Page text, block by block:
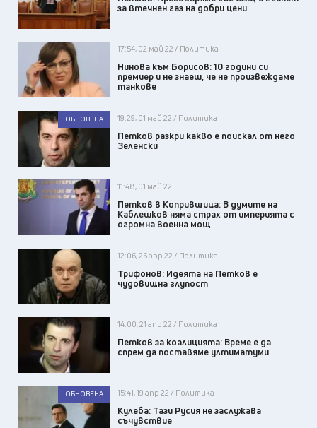
за втечнен газ на добри цени
17:54, 02 май 22 / Политика
Нинова към Борисов: 10 години си
премиер и не знаеш, че не произвеждаме
танкове
ОБНОВЕНА 19:29, 01 май 22 / Политика
Петков разкри какво е поискал от него
Зеленски
11:48, 01 май 22
Петков в Копривщица: В думите на
Каблешков няма страх от империята с
огромна военна мощ
12:06, 26 апр 22 / Политика
Трифонов: Идеята на Петков е
чудовищна глупост
14:00, 21 апр 22 / Политика
Петков за коалицията: Време е да
спрем да поставяме ултиматуми
ОБНОВЕНА 15:41, 19 апр 22 / Политика
Кулеба: Тази Русия не заслужава
съчувствие